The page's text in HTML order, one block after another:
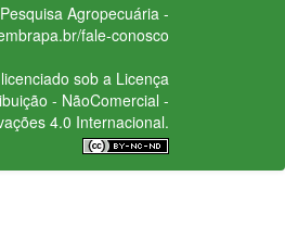
Agropecuária -
fale-conosco
sob a Licença
- NãoComercial -
4.0 Internacional.